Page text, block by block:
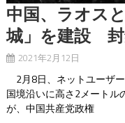
中国、ラオス
城」を建設
2021年2月12日
2月8日、ネットユーザ
国境沿いに高さ2メートル
が、中国共産党政権